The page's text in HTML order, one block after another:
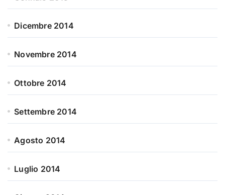
Dicembre 2014
Novembre 2014
Ottobre 2014
Settembre 2014
Agosto 2014
Luglio 2014